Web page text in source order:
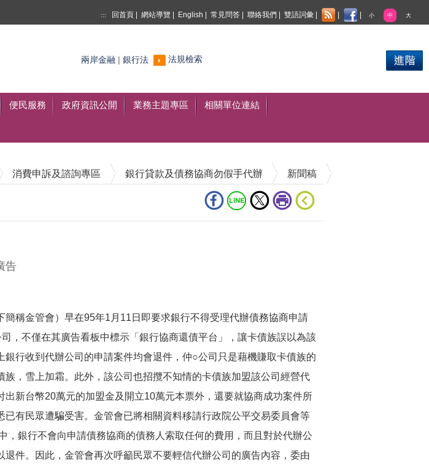
::: 回首頁 網站導覽 English 常見問答 聯絡我們 雙語詞彙 小 中 大
搜尋
兩岸金融 銀行法 法規檢索
便民服務 政府資訊公開 業務主題專區 相關單位連結
消費申訴及諮詢專區 銀行貸款及債務協商勿假手代辦 新聞稿
告
簡稱金管會）早在95年1月11日即要求銀行不得受理代辦債務協商申請
，不僅在其廣告看板中標示「銀行協商還債平台」，讓卡債族誤以為該
銀行收到代辦公司的申請案件均會退件，仲○公司只是藉機賺取卡債族的
族，雪上加霜。此外，該公司也招攬不知情的卡債族加盟該公司經營代
出新台幣20萬元的加盟金及開立10萬元本票外，還要就協商成功案件所
已有民眾遭騙受害。金管會已將相關資料移請行政院公平交易委員會等
，銀行不會向申請債務協商的債務人索取任何的費用，而且對於代辦公
退件。因此，金管會再次呼籲民眾不要輕信代辦公司的廣告內容，委由